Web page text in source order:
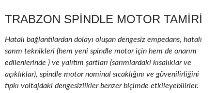
TRABZON SPINDLE MOTOR TAMIRI
Hatalı bağlantılardan dolayı oluşan dengesiz empedans, hatalı
sarım teknikleri (hem yeni spindle motor için hem de onarım
edilenlerinde ) ve yalıtım şartları (sarımlardaki kısalıklar ve
açıklıklar), spindle motor nominal sıcaklığını ve güvenilirliğini
tıpkı voltajdaki dengesizlikler benzer biçimde etkileyebilirler.